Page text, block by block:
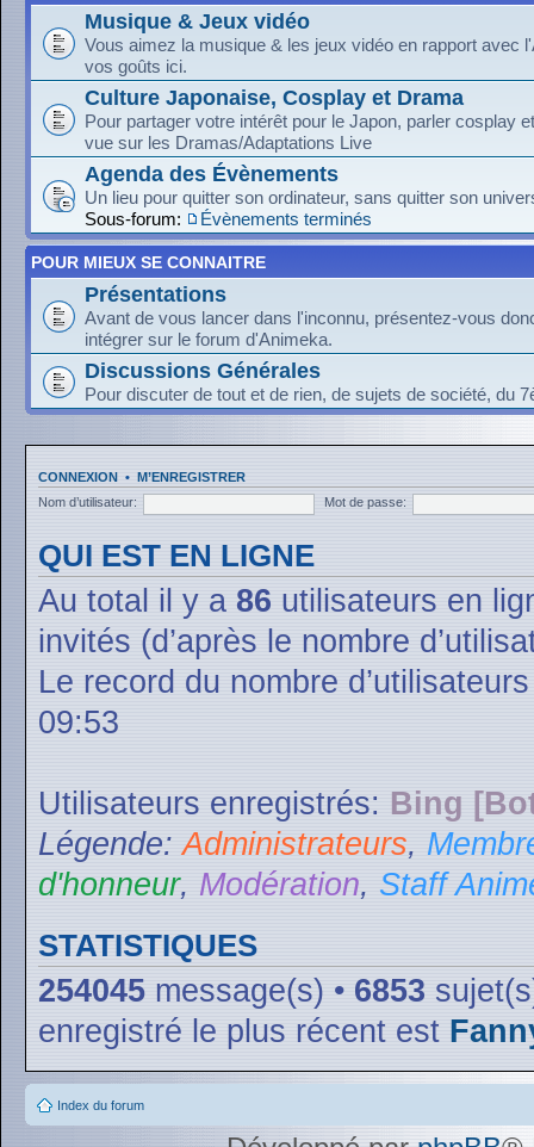
Musique & Jeux vidéo
Vous aimez la musique & les jeux vidéo en rapport avec
vos goûts ici.
Culture Japonaise, Cosplay et Drama
Pour partager votre intérêt pour le Japon, parler cosplay
vue sur les Dramas/Adaptations Live
Agenda des Évènements
Un lieu pour quitter son ordinateur, sans quitter son
Sous-forum:
Évènements terminés
POUR MIEUX SE CONNAITRE
Présentations
Avant de vous lancer dans l'inconnu, présentez-vous
intégrer sur le forum d'Animeka.
Discussions Générales
Pour discuter de tout et de rien, de sujets de société, du
CONNEXION • M’ENREGISTRER
Nom d’utilisateur:
Mot de passe:
QUI EST EN LIGNE
Au total il y a 86 utilisateurs en
invités (d’après le nombre
Le record du nombre
09:53
Utilisateurs enregistrés: Bing
Légende:Administrateurs,
d'honneur, Modération, Staff
STATISTIQUES
254045 message(s) • 6853
enregistré le plus récent est
Index du forum